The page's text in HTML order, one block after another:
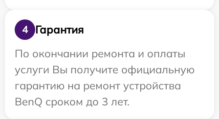
4
Гарантия
По окончании ремонта и оплаты
услуги Вы получите официальную
гарантию на ремонт устройства
BenQ сроком до 3 лет.